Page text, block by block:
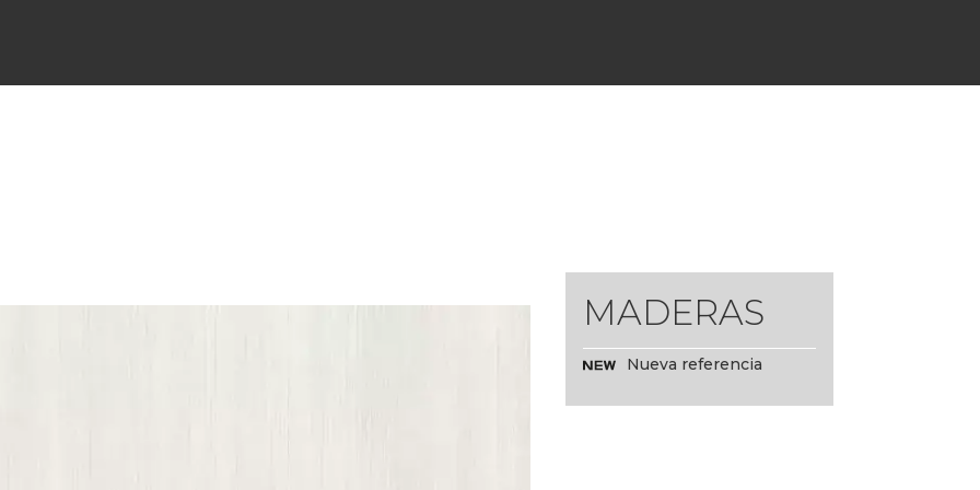
MADERAS
Nueva referencia